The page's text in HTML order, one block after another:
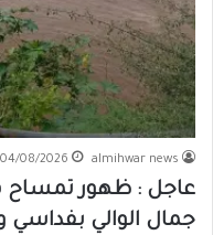
almihwar news
04/08/2026
عاجل : ظهور تمساح
جمال الوالي